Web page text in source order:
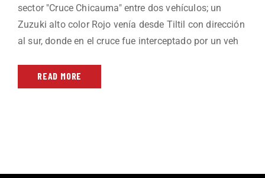
sector "Cruce Chicauma" entre dos vehículos; un
Zuzuki alto color Rojo venía desde Tiltil con dirección
al sur, donde en el cruce fue interceptado por un veh
READ MORE